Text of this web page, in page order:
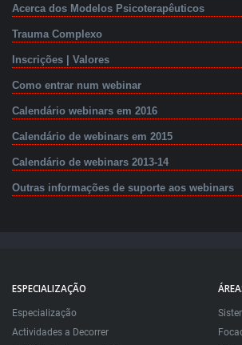
Acerca dos Modelos Psicoterapêuticos
Trauma Complexo
Inscrições | Valores
Como entrar num webinar
Calendário webinars em 2016
Calendário de webinars em 2015
Calendário de webinars 2013-14
Outras informações de suporte aos webinars
ESPECIALIZAÇÃO
Especialização
Actividades a Decorrer